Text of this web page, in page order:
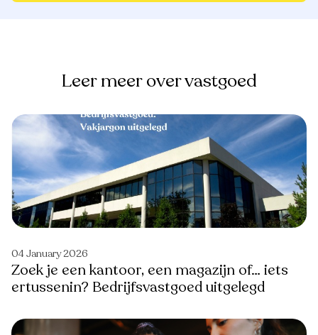
Leer meer over vastgoed
04 January 2026
Zoek je een kantoor, een magazijn of… iets
ertussenin? Bedrijfsvastgoed uitgelegd